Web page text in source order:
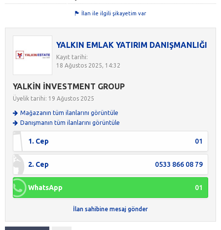
İlan ile ilgili şikayetim var
YALKIN EMLAK YATIRIM DANIŞMANLIĞI
Kayıt tarihi:
18 Ağustos 2025, 14:32
YALKİN İNVESTMENT GROUP
Üyelik tarihi: 19 Ağustos 2025
Mağazanın tüm ilanlarını görüntüle
Danışmanın tüm ilanlarını görüntüle
1. Cep 01
2. Cep 0533 866 08 79
WhatsApp 01
İlan sahibine mesaj gönder